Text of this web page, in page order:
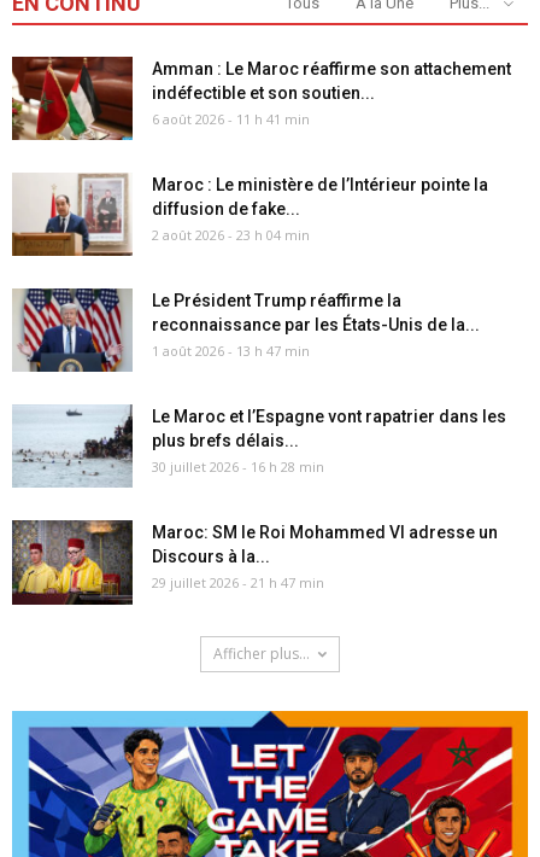
Amman : Le Maroc réaffirme son attachement
indéfectible et son soutien...
6 août 2026 - 11 h 41 min
Maroc : Le ministère de l’Intérieur pointe la
diffusion de fake...
2 août 2026 - 23 h 04 min
Le Président Trump réaffirme la
reconnaissance par les États-Unis de la...
1 août 2026 - 13 h 47 min
Le Maroc et l’Espagne vont rapatrier dans les
plus brefs délais...
30 juillet 2026 - 16 h 28 min
Maroc: SM le Roi Mohammed VI adresse un
Discours à la...
29 juillet 2026 - 21 h 47 min
Afficher plus...